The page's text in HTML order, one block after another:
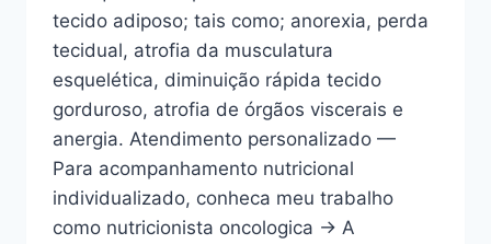
tecido adiposo; tais como; anorexia, perda
tecidual, atrofia da musculatura
esquelética, diminuição rápida tecido
gorduroso, atrofia de órgãos viscerais e
anergia. Atendimento personalizado —
Para acompanhamento nutricional
individualizado, conheca meu trabalho
como nutricionista oncologica → A